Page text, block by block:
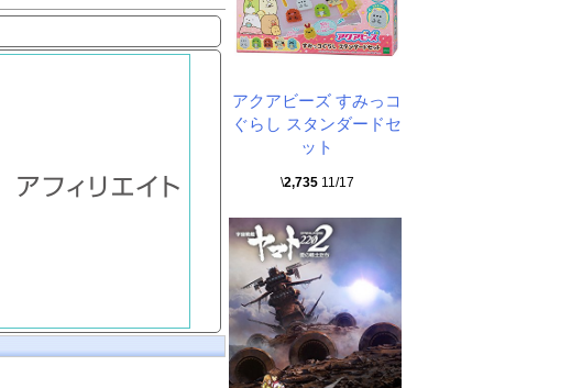
アクアビーズ すみっコ
ぐらし スタンダードセ
ット
\2,73511/17